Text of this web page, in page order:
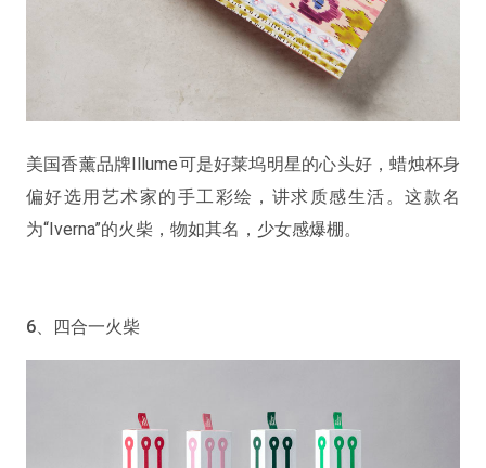
美国香薰品牌Illume可是好莱坞明星的心头好，蜡烛杯身
偏好选用艺术家的手工彩绘，讲求质感生活。这款名
为“Iverna”的火柴，物如其名，少女感爆棚。
6、四合一火柴